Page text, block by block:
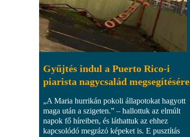
Gyűjtés indul a Puerto Rico-i
piarista nagycsalád megsegítésére
„A Maria hurrikán pokoli állapotokat hagyott
maga után a szigeten.” – hallottuk az elmúlt
napok fő híreiben, és láthattuk az ehhez
kapcsolódó megrázó képeket is. E pusztítás